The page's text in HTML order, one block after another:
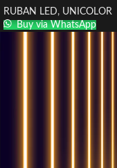
RUBAN LED, UNICOLOR
Buy via WhatsApp